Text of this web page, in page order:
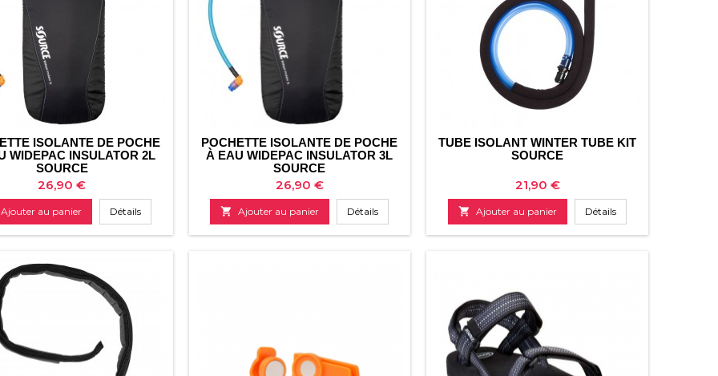
ISOLANTE DE POCHE
WIDEPAC INSULATOR 2L
SOURCE
Prix
26,90 €
Ajouter au panier Détails
POCHETTE ISOLANTE DE POCHE
À EAU WIDEPAC INSULATOR 3L
SOURCE
Prix
26,90 €
 Ajouter au panier Détails
TUBE ISOLANT WINTER TUBE KIT
SOURCE
Prix
21,90 €
 Ajouter au panier Détails